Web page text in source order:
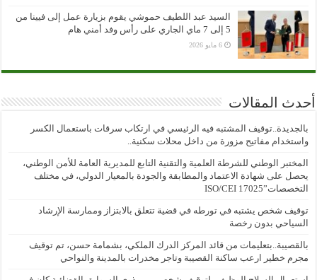
السيد عبد اللطيف حموشي يقوم بزيارة عمل إلى فيينا من
5 إلى 7 ماي الجاري على رأس وفد أمني هام
6 مايو 2026
أحدث المقالات
بالجديدة..توقيف المشتبه فيه الرئيسي في ارتكاب سرقات باستعمال الكسر
واستخدام مفاتيح مزورة من داخل محلات سكنية..
المختبر الوطني للشرطة العلمية والتقنية التابع للمديرية العامة للأمن الوطني،
يحصل على شهادة الاعتماد والمطابقة والجودة بالمعيار الدولي، في مختلف
التخصصات”ISO/CEI 17025
توقيف شخص يشتبه في تورطه في قضية تتعلق بالابتزاز وممارسة الإرشاد
السياحي بدون رخصة
بالقصيبة..بتعليمات من قائد المركز الدرك الملكي، بشمامة حسن، تم توقيف
مجرم خطير ارعب ساكنة القصيبة وتاجر مخدرات بالمدينة والنواحي